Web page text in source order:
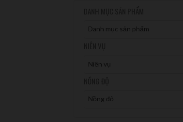
Danh mục sản phẩm
Niên vụ
Nồng độ